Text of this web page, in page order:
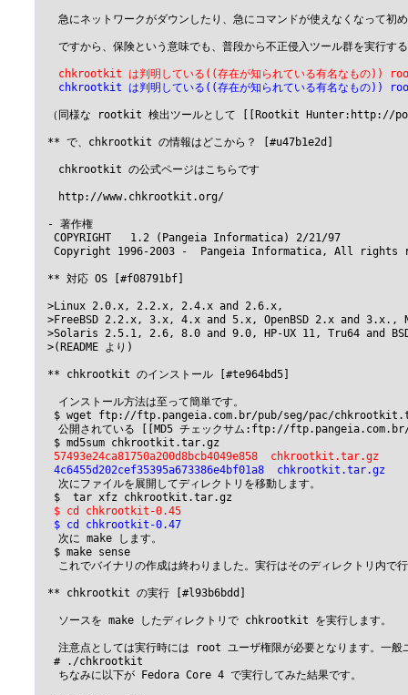
急にネットワークがダウンしたり、急にコマンドが使えなくなって初
ですから、保険という意味でも、普段から不正侵入ツール群を実行す
chkrootkit は判明している((存在が知られている有名なもの))
chkrootkit は判明している((存在が知られている有名なもの))
（同様な rootkit 検出ツールとして [[Rootkit Hunter:http://
** で、chkrootkit の情報はどこから？ [#u47b1e2d]
chkrootkit の公式ページはこちらです
http://www.chkrootkit.org/
- 著作権
  COPYRIGHT   1.2 (Pangeia Informatica) 2/21/97
Copyright 1996-2003 -  Pangeia Informatica, All rights
** 対応 OS [#f08791bf]
>Linux 2.0.x, 2.2.x, 2.4.x and 2.6.x,
>FreeBSD 2.2.x, 3.x, 4.x and 5.x, OpenBSD 2.x and 3.x.,
>Solaris 2.5.1, 2.6, 8.0 and 9.0, HP-UX 11, Tru64 and
>(README より)
** chkrootkit のインストール [#te964bd5]
インストール方法は至って簡単です。
$ wget ftp://ftp.pangeia.com.br/pub/seg/pac/
公開されている [[MD5 チェックサム:ftp://ftp.pangeia.com.br/
  57493e24ca81750a200d8bcb4049e858  chkrootkit.tar.gz
  4c6455d202cef35395a673386e4bf01a8  chkrootkit.tar.gz
次にファイルを展開してディレクトリを移動します。
  $ cd chkrootkit-0.45
  $ cd chkrootkit-0.47
次に make します。
  $ make sense
これでバイナリの作成は終わりました。実行はそのディレクトリ内
** chkrootkit の実行 [#l93b6bdd]
ソースを make したディレクトリで chkrootkit を実行します。
注意点としては実行時には root ユーザ権限が必要となります。一般
  # ./chkrootkit
ちなみに以下が Fedora Core 4 で実行してみた結果です。